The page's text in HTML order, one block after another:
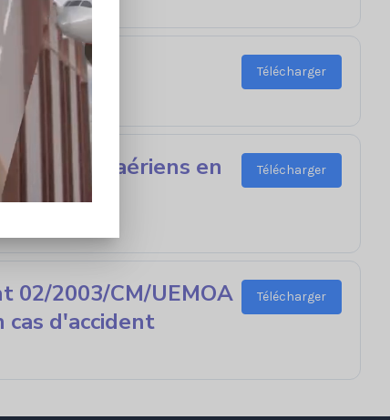
Télécharger
aériens en
Télécharger
02/2003/CM/UEMOA
d'accident
Télécharger